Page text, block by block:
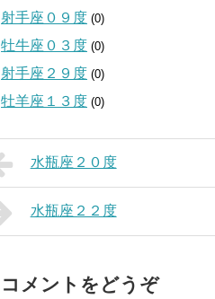
射手座０９度 (0)
牡牛座０３度 (0)
射手座２９度 (0)
牡羊座１３度 (0)
水瓶座２０度
水瓶座２２度
コメントをどうぞ